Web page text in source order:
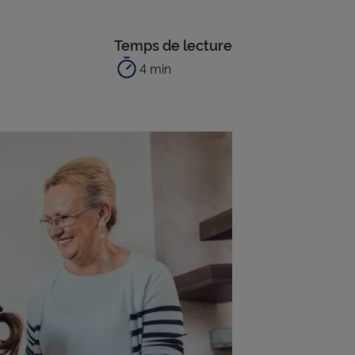
Temps de lecture
4 min